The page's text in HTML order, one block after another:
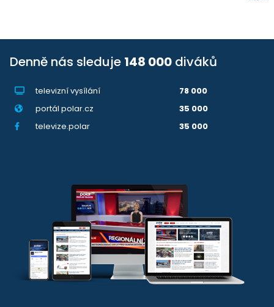
Denně nás sleduje 148 000 diváků
televizní vysílání
78 000
portál polar.cz
35 000
televize.polar
35 000